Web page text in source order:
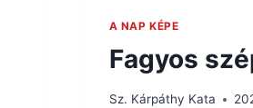
A NAP KÉPE
Fagyos
Sz. Kárpáthy Kata